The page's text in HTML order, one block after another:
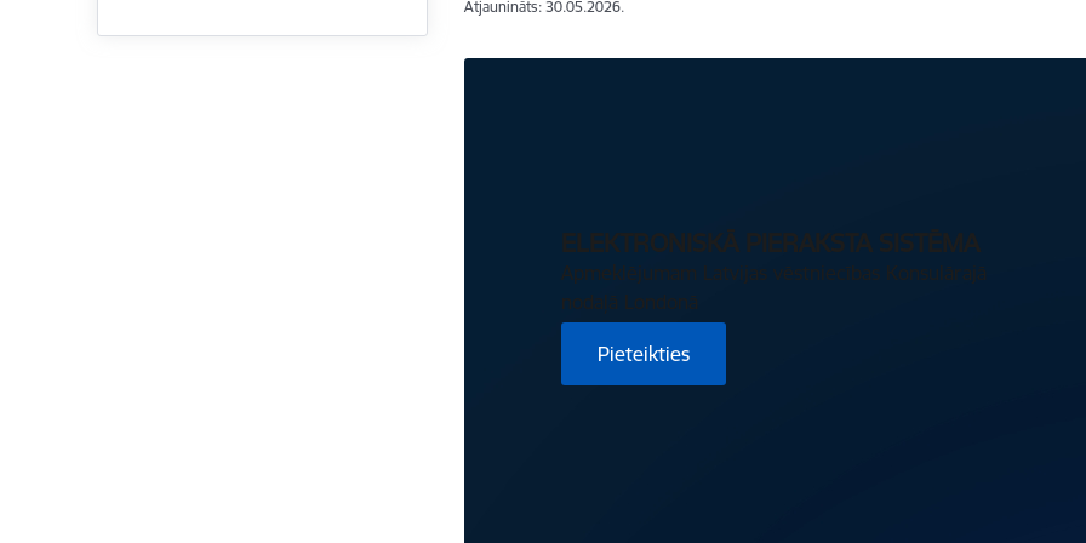
Atjaunināts: 30.05.2026.
ELEKTRONISKĀ PIERAKSTA SISTĒMA
Apmeklējumam Latvijas vēstniecības Konsulārajā
nodaļā Londonā
Pieteikties